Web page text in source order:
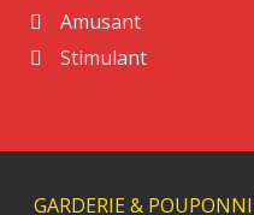
Amusant
Stimulant
GARDERIE &